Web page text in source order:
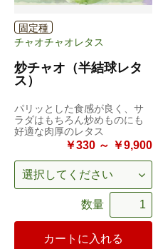
固定種
チャオチャオレタス
炒チャオ（半結球レタ
ス）
パリッとした食感が良く、サ
ラダはもちろん炒めものにも
好適な肉厚のレタス
￥330 ～ ￥9,900
数量
カートに入れる